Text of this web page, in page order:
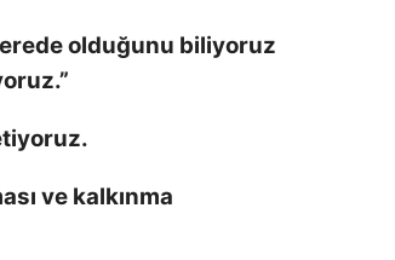
olduğunu biliyoruz
ve kalkınma